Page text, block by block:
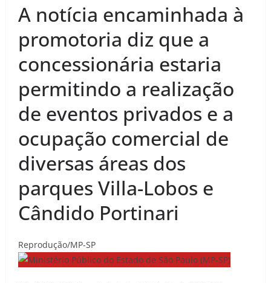
A notícia encaminhada à
promotoria diz que a
concessionária estaria
permitindo a realização
de eventos privados e a
ocupação comercial de
diversas áreas dos
parques Villa-Lobos e
Cândido Portinari
Reprodução/MP-SP